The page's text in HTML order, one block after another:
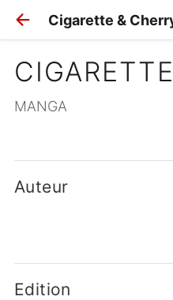
Cigarette &
MANGA
Auteur
Edition